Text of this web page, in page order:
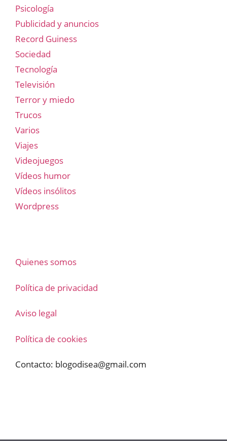
Psicología
Publicidad y anuncios
Record Guiness
Sociedad
Tecnología
Televisión
Terror y miedo
Trucos
Varios
Viajes
Videojuegos
Vídeos humor
Vídeos insólitos
Wordpress
Quienes somos
Política de privacidad
Aviso legal
Política de cookies
Contacto: blogodisea@gmail.com